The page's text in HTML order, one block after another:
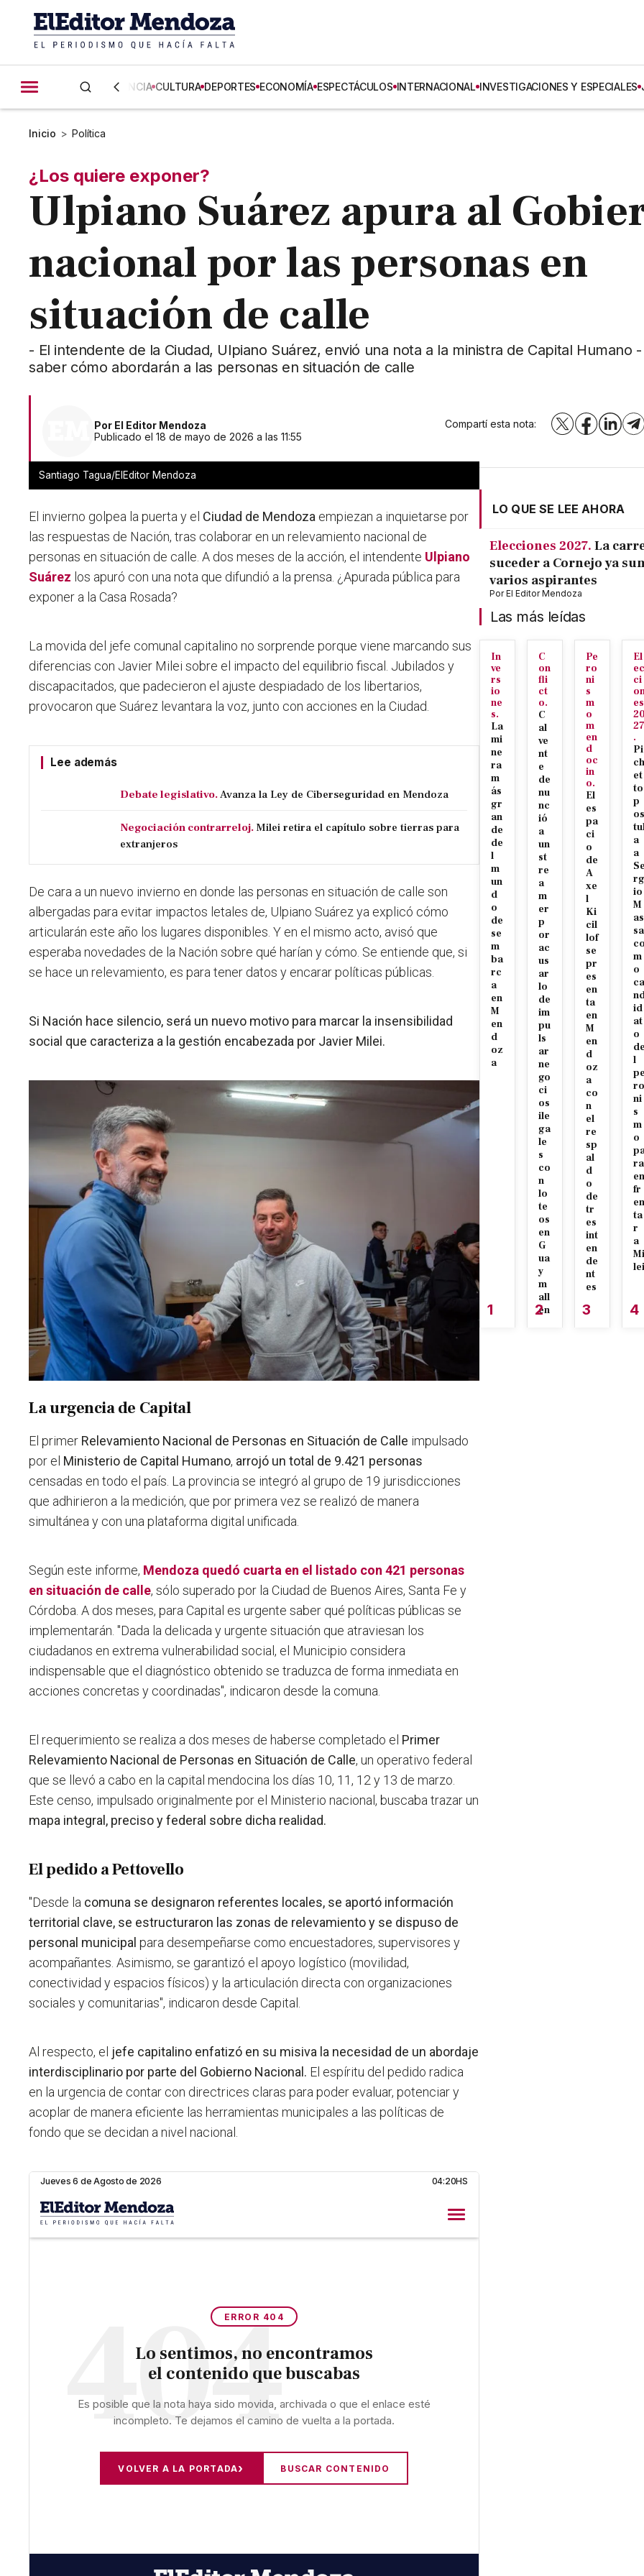
CIENCIA CULTURA DEPORTES ECONOMÍA ESPECTÁCULOS INTERNACIONAL INVESTIGACIONES Y ESPECIALES
Inicio > Política
¿Los quiere exponer?
Ulpiano Suárez apura al
nacional por las personas en
situación de calle
- El intendente de la Ciudad, Ulpiano Suárez, envió una nota a la ministra de Capital Humano
saber cómo abordarán a las personas en situación de calle
Por El Editor Mendoza
Publicado el 18 de mayo de 2026 a las 11:55
Compartí esta nota: X Facebook
Santiago Tagua/ElEditor Mendoza
El invierno golpea la puerta y el Ciudad de Mendoza empiezan a inquietarse por
las respuestas de Nación, tras colaborar en un relevamiento nacional de
personas en situación de calle. A dos meses de la acción, el intendente Ulpiano
Suárez los apuró con una nota que difundió a la prensa. ¿Apurada pública para
exponer a la Casa Rosada?
La movida del jefe comunal capitalino no sorprende porque viene marcando sus
diferencias con Javier Milei sobre el impacto del equilibrio fiscal. Jubilados y
discapacitados, que padecieron el ajuste despiadado de los libertarios,
provocaron que Suárez levantara la voz, junto con acciones en la Ciudad.
Lee además
Debate legislativo.Avanza la Ley de Ciberseguridad en Mendoza
Negociación contrarreloj. Milei retira el capítulo sobre tierras para
extranjeros
De cara a un nuevo invierno en donde las personas en situación de calle son
albergadas para evitar impactos letales de, Ulpiano Suárez ya explicó cómo
articularán este año los lugares disponibles. Y en el mismo acto, avisó que
esperaba novedades de la Nación sobre qué harían y cómo. Se entiende que, si
se hace un relevamiento, es para tener datos y encarar políticas públicas.
Si Nación hace silencio, será un nuevo motivo para marcar la insensibilidad
social que caracteriza a la gestión encabezada por Javier Milei.
La urgencia de Capital
El primer Relevamiento Nacional de Personas en Situación de Calle impulsado
por el Ministerio de Capital Humano, arrojó un total de 9.421 personas
censadas en todo el país. La provincia se integró al grupo de 19 jurisdicciones
que adhirieron a la medición, que por primera vez se realizó de manera
simultánea y con una plataforma digital unificada.
Según este informe, Mendoza quedó cuarta en el listado con 421 personas
en situación de calle, sólo superado por la Ciudad de Buenos Aires, Santa Fe y
Córdoba. A dos meses, para Capital es urgente saber qué políticas públicas se
implementarán. "Dada la delicada y urgente situación que atraviesan los
ciudadanos en extrema vulnerabilidad social, el Municipio considera
indispensable que el diagnóstico obtenido se traduzca de forma inmediata en
acciones concretas y coordinadas", indicaron desde la comuna.
El requerimiento se realiza a dos meses de haberse completado el Primer
Relevamiento Nacional de Personas en Situación de Calle, un operativo federal
que se llevó a cabo en la capital mendocina los días 10, 11, 12 y 13 de marzo.
Este censo, impulsado originalmente por el Ministerio nacional, buscaba trazar un
mapa integral, preciso y federal sobre dicha realidad.
El pedido a Pettovello
"Desde la comuna se designaron referentes locales, se aportó información
territorial clave, se estructuraron las zonas de relevamiento y se dispuso de
personal municipalpara desempeñarse como encuestadores, supervisores y
acompañantes. Asimismo, se garantizó el apoyo logístico (movilidad,
conectividad y espacios físicos) y la articulación directa con organizaciones
sociales y comunitarias", indicaron desde Capital.
Al respecto, el jefe capitalino enfatizó en su misiva la necesidad de un abordaje
interdisciplinario por parte del Gobierno Nacional. El espíritu del pedido radica
en la urgencia de contar con directrices claras para poder evaluar, potenciar y
acoplar de manera eficiente las herramientas municipales a las políticas de
fondo que se decidan a nivel nacional.
LO QUE SE LEE AHORA
Elecciones 2027. La
suceder a Cornejo ya
varios aspirantes
PorEl Editor Mendoza
Las más leídas
In
ve
rs
io
ne
s.
La
mi
ne
ra
m
ás
gr
an
de
de
l
m
un
d
o
de
se
m
ba
rc
a
en
M
en
d
oz
a
1
C
on
fli
ct
o.
C
al
ve
nt
e
de
nu
nc
ió
a
un
st
re
a
m
er
p
or
ac
us
ar
lo
de
im
pu
ls
ar
ne
go
ci
os
ile
ga
le
s
co
n
lo
te
os
en
G
ua
y
m
all
én
2
Pe
ro
ni
s
m
o
m
en
d
oc
in
o.
El
es
pa
ci
o
de
A
xe
l
Ki
cil
lof
se
pr
es
en
ta
en
M
en
d
oz
a
co
n
el
re
sp
al
d
o
de
tr
es
int
en
de
nt
es
3
El
ec
ci
es
27
.
Pi
ch
et
to
p
os
a
a
rg
io
M
as
sa
m
o
ca
id
at
o
l
ro
ni
s
m
o
ra
en
fr
en
ta
r
a
Mi
lei
4